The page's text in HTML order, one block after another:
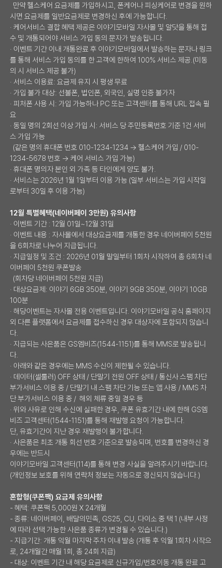
만약 헬스케어 요금제를 가입하시고, 폰케어나 피싱케어로 변경을 원하
시면 요금제를 일반요금제로 변경하신 후에 가능합니다.
· 케어서비스 결합 혜택 제공은 이야기모바일 자사몰 및 알닷을 통해 접
수 및 개통되어야 서비스 가입 동의 문자가 발송됩니다.
· 이벤트 기간 이내 개통완료 후 이야기모바일에서 발송하는 문자나 링크
를 통해 서비스 가입 동의를 한 고객에 한하여 100% 서비스 제공.(미동
의 시 서비스 제공 불가)
· 서비스 이용료: 요금제 유지 시 평생 무료
· 가입 불가 대상: 선불폰, 법인폰, 외국인, 실명 인증 불가자
· 피처폰 사용 시: 가입 가능하나 PC 또는 고객센터를 통해 URL 접속 필
요
· 동일 명의 2회선 이상 가입 시: 서비스 당 주민등록번호 기준 1건 서비
스 가입 가능
(같은 명의 휴대폰 번호 010-1234-1234 → 헬스케어 가입 / 010-
1234-5678 번호 → 케어 서비스 가입 가능)
· 휴대폰 명의자 본인 외 가족 등 타인에게 양도 불가.
· 서비스는 2026년 1월 1일부터 이용 가능 (일부 서비스는 가입 시작일
로부터 30일 후 이용 가능)
12월 특별혜택(네이버페이 3만원) 유의사항
· 이벤트 기간 : 12월 01일~12월 31일
· 이벤트 내용 : 자사몰에서 대상요금제를 개통한 경우 네이버페이 5천원
을 6회차로 나누어 지급됩니다.
· 지급일정 및 조건 : 2026년 01월 말일부터 1회차 시작하여 총 6회차 네
이버페이 5천원 쿠폰발송
(회차당 네이버페이 5천원 지급)
· 대상요금제: 이야기 6GB 350분, 이야기 9GB 350분, 이야기 10GB
100분
· 해당이벤트는 자사몰 전용 이벤트입니다. 이야기모바일 공식 홈페이지
외 다른 플랫폼에서 요금제를 접수하신 경우 대상자에 포함되지 않습니
다.
· 지급되는 사은품은 GS엠비즈(1544-1151)를 통해 MMS로 발송됩니
다.
· 아래와 같은 경우에는 MMS 수신이 제한될 수 있습니다.
· 데이터(셀룰러) OFF 상태 / 단말기 전원 OFF 상태 / 통신사 스팸 차단
부가서비스 이용 중 / 단말기 내 스팸 차단 기능 또는 앱 사용 / MMS 차
단 부가서비스 이용 중 / 해외 체류 중일 경우 등
· 위와 사유로 인해 수신에 실패한 경우, 쿠폰 유효기간 내에 한해 GS엠
비즈 고객센터(1544-1151)를 통해 재발행 요청이 가능합니다.
단, 유효기간이 지난 경우 재발행이 불가합니다.
· 사은품은 최초 개통 회선 번호 기준으로 발송되며, 번호를 변경하신 경
우에는 반드시
이야기모바일 고객센터(114)를 통해 변경 사실을 알려주시기 바랍니다.
(개인정보 보호를 위해 연락처 정보는 자동으로 갱신되지 않습니다.)
혼합형(쿠폰팩) 요금제 유의사항
- 혜택: 쿠폰팩 5,000원 X 24개월
- 종류: 네이버페이, 배달의민족, GS25, CU, 다이소 중 택 1 (내부 사정
에 따라 선택 가능한 사은품 종류가 변경될 수 있습니다.)
- 지급기간: 개통 익월 마지막 주차 이내 발송 (개통 후 익월 1회차 시작으
로, 24개월간 매월 1회, 총 24회 지급)
- 대상: 이벤트 기간 내 해당 요금제로 신규가입/번호이동 개통 완료 고